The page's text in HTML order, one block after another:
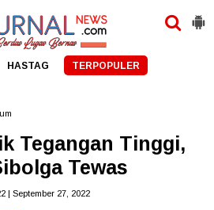
HASTAG TERPOPULER
Tegangan Tinggi,
Tewas
| September 27, 2022